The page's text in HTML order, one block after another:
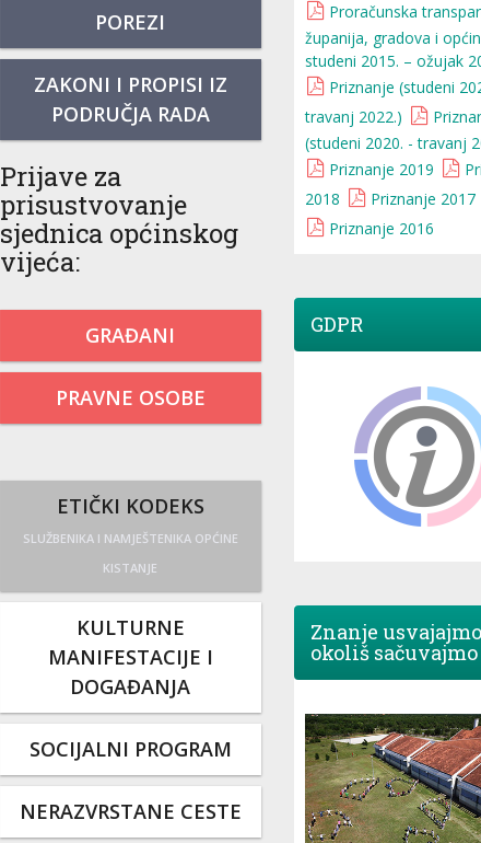
POREZI
ZAKONI I PROPISI IZ
PODRUČJA RADA
Prijave za
prisustvovanje
sjednica općinskog
vijeća:
GRAĐANI
PRAVNE OSOBE
ETIČKI KODEKS
SLUŽBENIKA I NAMJEŠTENIKA OPĆINE
KISTANJE
KULTURNE
MANIFESTACIJE I
DOGAĐANJA
SOCIJALNI PROGRAM
NERAZVRSTANE CESTE
Proračunska
županija, gradova i
studeni 2015. – ožujak
Priznanje (studeni
travanj 2022.)
(studeni 2020. - travanj
Priznanje 2019
2018
Priznanje 2017
Priznanje 2016
GDPR
Znanje
okoliš sačuvajmo